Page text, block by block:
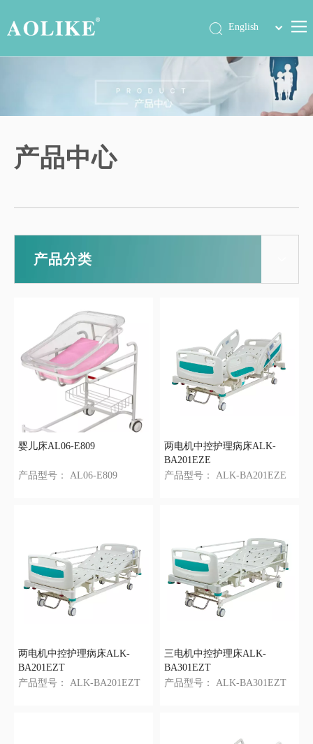
公司动态
展会信息
简体中文
产品中心
产品分类
婴儿床AL06-E809
产品型号： AL06-E809
两电机中控护理病床ALK-
BA201EZE
产品型号：
ALK-BA201EZE
两电机中控护理病床ALK-
BA201EZT
产品型号：
ALK-BA201EZT
三电机中控护理床ALK-
BA301EZT
产品型号：
ALK-BA301EZT